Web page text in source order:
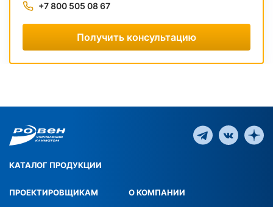
+7 800 505 08 67
Получить консультацию
КАТАЛОГ ПРОДУКЦИИ
ПРОЕКТИРОВЩИКАМ О КОМПАНИИ